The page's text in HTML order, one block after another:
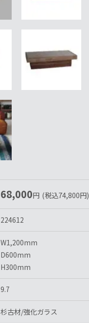
68,000円 (税込74,800円)
224612
W1,200mm
D600mm
H300mm
9.7
杉古材/強化ガラス